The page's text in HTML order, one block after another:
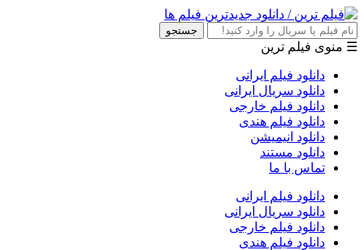
جستجو
☰ منوی فیلم ترین
دانلود فیلم ایرانی
دانلود سریال ایرانی
دانلود فیلم خارجی
دانلود فیلم هندی
دانلود انیمیشن
دانلود مستند
تماس با ما
دانلود فیلم ایرانی
دانلود سریال ایرانی
دانلود فیلم خارجی
دانلود فیلم هندی